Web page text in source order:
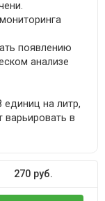
появлению
анализе
на литр,
в
270 руб.